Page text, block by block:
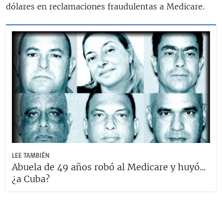
dólares en reclamaciones fraudulentas a Medicare.
LEE TAMBIÉN
Abuela de 49 años robó al Medicare y huyó...
¿a Cuba?